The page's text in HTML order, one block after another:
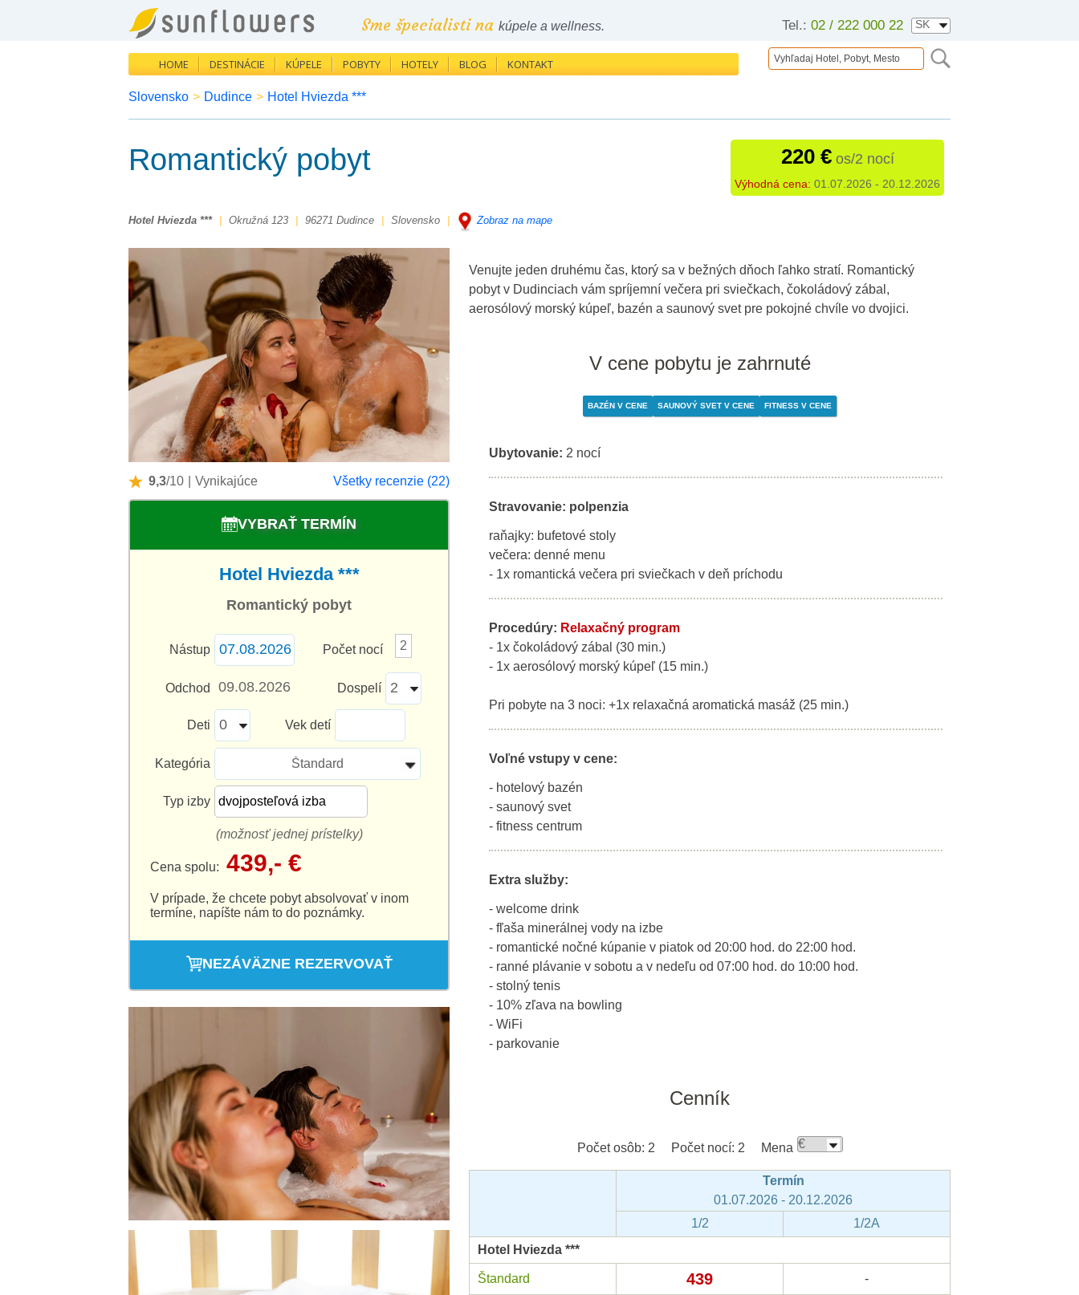
Tel.: 02 / 222 000 22
Sme špecialisti na kúpele a wellness.
HOME DESTINÁCIE KÚPELE POBYTY HOTELY BLOG KONTAKT
Slovensko > Dudince > Hotel Hviezda ***
Romantický pobyt 220 €os/2 nocí
Výhodná cena: 01.07.2026 - 20.12.2026
Hotel Hviezda *** Okružná 123 96271 Dudince Slovensko Zobraz na mape
9,3/10 Vynikajúce Všetky recenzie (22)
VYBRAŤ TERMÍN
Hotel Hviezda ***
Romantický pobyt
Nástup Počet nocí 2
Odchod Dospelí
Deti Vek detí
Kategória Štandard
Typ izby
(možnosť jednej prístelky)
Cena spolu: 439,- €
V prípade, že chcete pobyt absolvovať v inom
termíne, napíšte nám to do poznámky.
NEZÁVÄZNE REZERVOVAŤ
Venujte jeden druhému čas, ktorý sa v bežných dňoch ľahko stratí. Romantický
pobyt v Dudinciach vám spríjemní večera pri sviečkach, čokoládový zábal,
aerosólový morský kúpeľ, bazén a saunový svet pre pokojné chvíle vo dvojici.
V cene pobytu je zahrnuté
BAZÉN V CENE SAUNOVÝ SVET V CENE FITNESS V CENE
Ubytovanie: 2 nocí
Stravovanie: polpenzia
raňajky: bufetové stoly
večera: denné menu
- 1x romantická večera pri sviečkach v deň príchodu
Procedúry: Relaxačný program
- 1x čokoládový zábal (30 min.)
- 1x aerosólový morský kúpeľ (15 min.)
Pri pobyte na 3 noci: +1x relaxačná aromatická masáž (25 min.)
Voľné vstupy v cene:
- hotelový bazén
- saunový svet
- fitness centrum
Extra služby:
- welcome drink
- fľaša minerálnej vody na izbe
- romantické nočné kúpanie v piatok od 20:00 hod. do 22:00 hod.
- ranné plávanie v sobotu a v nedeľu od 07:00 hod. do 10:00 hod.
- stolný tenis
- 10% zľava na bowling
- WiFi
- parkovanie
Cenník
Počet osôb: 2 Počet nocí: 2 Mena
Termín
01.07.2026 - 20.12.2026
1/2
1/2A
Hotel Hviezda ***
Štandard 439 -